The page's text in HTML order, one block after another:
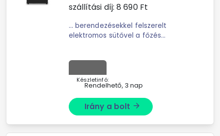
szállítási díj: 8 690Ft
... berendezésekkel felszerelt
elektromos sütővel a főzés
sütő világítása pedig jobban
irányítja ...
Készletinfó:
Rendelhető, 3 nap
Irány a bolt arrow_forward